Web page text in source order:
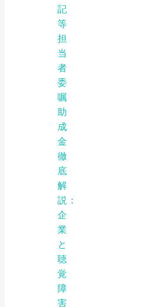
記
等
担
当
者
委
嘱
助
成
金
徹
底
解
説：
企
業
と
聴
覚
障
害